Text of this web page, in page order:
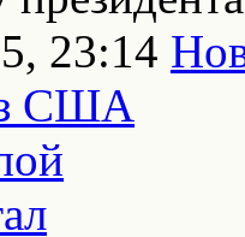
23:14
США